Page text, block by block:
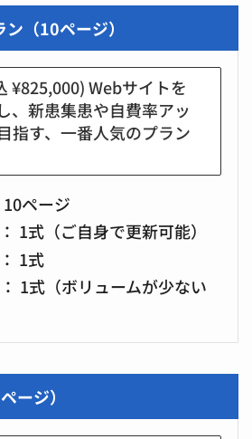
（10ページ）
¥825,000) Webサイトを
、新患集患や自費率アッ
指す、一番人気のプラン
10ページ
1式（ご自身で更新可能）
1式
1式（ボリュームが少ない
ージ）